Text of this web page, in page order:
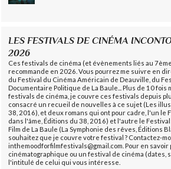
LES FESTIVALS DE CINÉMA
2026
Ces festivals de cinéma (et évènements liés au
recommande en 2026. Vous pourrez me suivre en
du Festival du Cinéma Américain de Deauville, du
Documentaire Politique de La Baule... Plus de 10 fois
festivals de cinéma, je couvre ces festivals depuis
consacré un recueil de nouvelles à ce sujet (Les
38, 2016), et deux romans qui ont pour cadre, l'un le
dans l'âme, Éditions du 38, 2016) et l'autre le
Film de La Baule (La Symphonie des rêves, Éditions
souhaitez que je couvre votre festival ? Contactez-
inthemoodforfilmfestivals@gmail.com. Pour en
cinématographique ou un festival de cinéma (dates,
l'intitulé de celui qui vous intéresse.